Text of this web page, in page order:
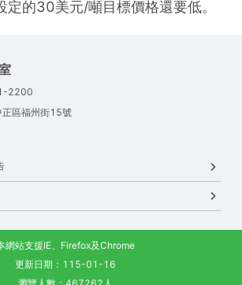
定的30美元/噸目標價格還要低。
2200
區福州街15號
網站支援IE、Firefox及Chrome
更新日期：115-01-16